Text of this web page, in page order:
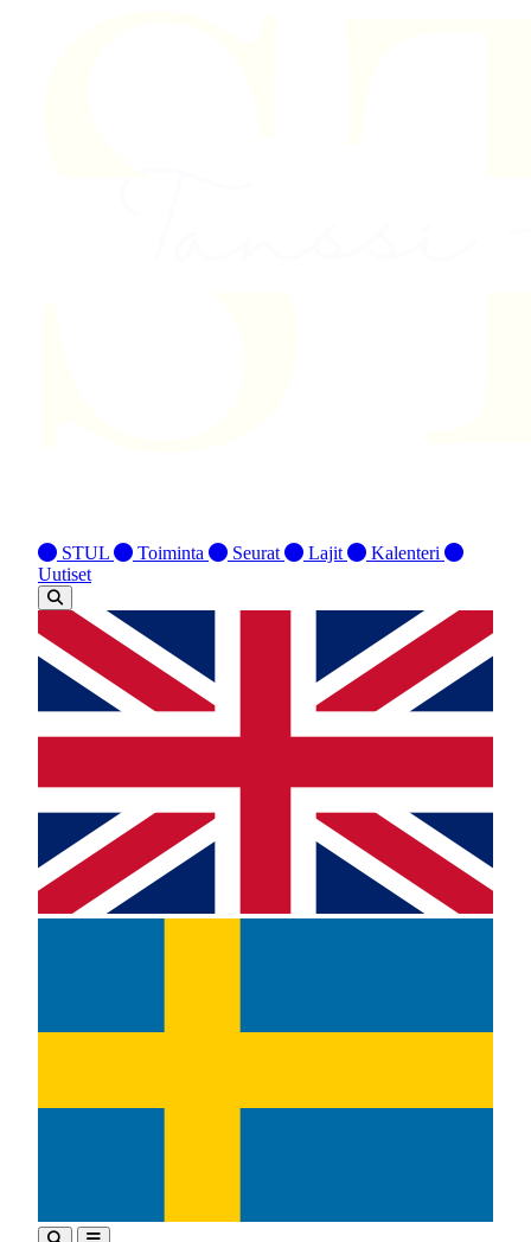
STUL Toiminta Seurat Lajit
Kalenteri
Uutiset